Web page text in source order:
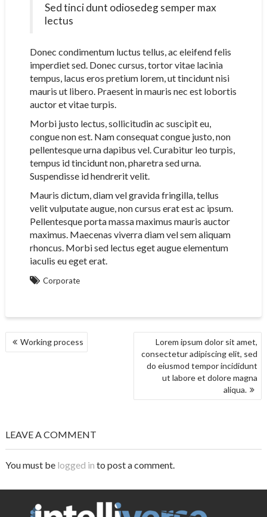
Sed tinci dunt odiosedeg semper max
lectus
Donec condimentum luctus tellus, ac eleifend felis
imperdiet sed. Donec cursus, tortor vitae lacinia
tempus, lacus eros pretium lorem, ut tincidunt nisi
mauris ut libero. Praesent in mauris nec est lobortis
auctor et vitae turpis.
Morbi justo lectus, sollicitudin ac suscipit eu,
congue non est. Nam consequat congue justo, non
pellentesque urna dapibus vel. Curabitur leo turpis,
tempus id tincidunt non, pharetra sed urna.
Suspendisse id hendrerit velit.
Mauris dictum, diam vel gravida fringilla, tellus
velit vulputate augue, non cursus erat est ac ipsum.
Pellentesque porta massa maximus mauris auctor
maximus. Maecenas viverra diam vel sem aliquam
rhoncus. Morbi sed lectus eget augue elementum
iaculis eu eget erat.
Corporate
POST
NAVIGATION
Working process
Lorem ipsum dolor sit amet,
consectetur adipiscing elit, sed
do eiusmod tempor incididunt
ut labore et dolore magna
aliqua.
LEAVE A COMMENT
You must be logged in to post a comment.